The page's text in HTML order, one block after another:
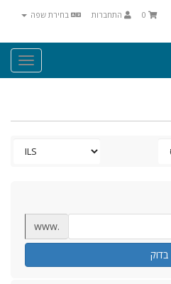
בחירת שפה התחברות 0
www.
בדוק